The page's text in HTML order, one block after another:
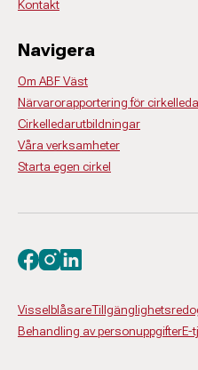
Kontakt
Navigera
Om ABF Väst
Närvarorapportering för
Cirkelledarutbildningar
Våra verksamheter
Starta egen cirkel
Visselblåsare
Behandling av personuppgifterE-
Besök oss på facebook
Besök oss på instagram
Besök oss på linkedin